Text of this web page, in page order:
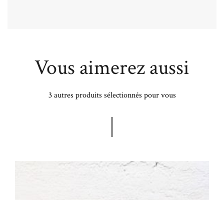
Vous aimerez aussi
3 autres produits sélectionnés pour vous